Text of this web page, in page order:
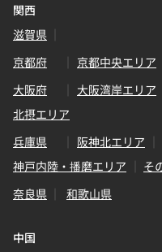
関西
滋賀県
京都府
京都中央エリア
大阪府
大阪湾岸エリア
北摂エリア
兵庫県
阪神北エリア
神戸内陸・播磨エリア
そ
奈良県
和歌山県
中国